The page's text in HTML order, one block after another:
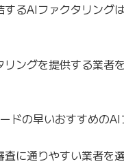
るAIファクタリング
ングを提供する業者
ドの早いおすすめの
査に通りやすい業者